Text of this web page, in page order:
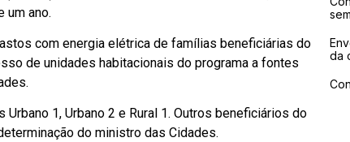
um ano.
com energia elétrica de famílias beneficiárias do
de unidades habitacionais do programa a fontes
1, Urbano 2 e Rural 1. Outros beneficiários do
do ministro das Cidades.
da